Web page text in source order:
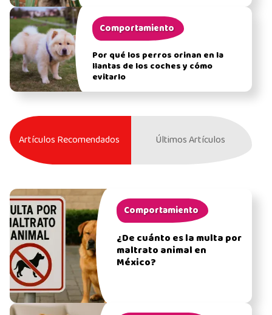
Comportamiento
Por qué los perros orinan en la
llantas de los coches y cómo
evitarlo
Artículos Recomendados Últimos Artículos
Comportamiento
¿De cuánto es la multa por
maltrato animal en
México?